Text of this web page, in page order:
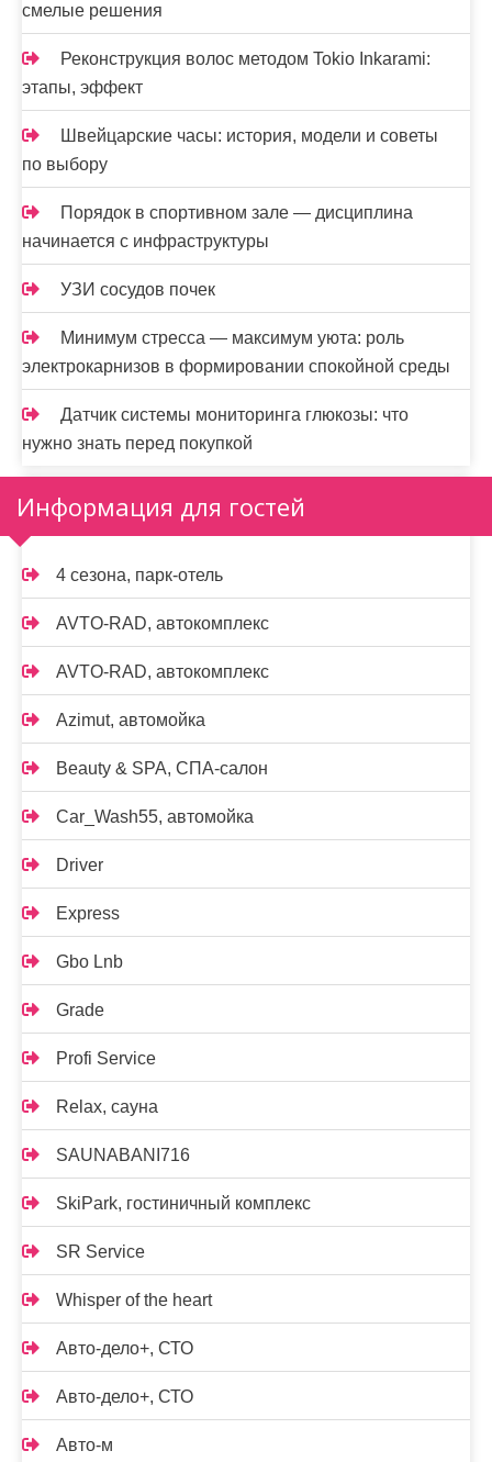
смелые решения
Реконструкция волос методом Tokio Inkarami:
этапы, эффект
Швейцарские часы: история, модели и советы
по выбору
Порядок в спортивном зале — дисциплина
начинается с инфраструктуры
УЗИ сосудов почек
Минимум стресса — максимум уюта: роль
электрокарнизов в формировании спокойной среды
Датчик системы мониторинга глюкозы: что
нужно знать перед покупкой
Информация для гостей
4 сезона, парк-отель
AVTO-RAD, автокомплекс
AVTO-RAD, автокомплекс
Azimut, автомойка
Beauty & SPA, СПА-салон
Car_Wash55, автомойка
Driver
Express
Gbo Lnb
Grade
Profi Service
Relax, сауна
SAUNABANI716
SkiPark, гостиничный комплекс
SR Service
Whisper of the heart
Авто-дело+, СТО
Авто-дело+, СТО
Авто-м